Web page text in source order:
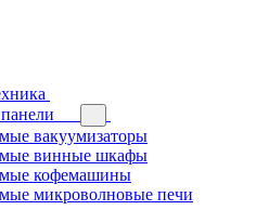
вакуумизаторы
винные шкафы
кофемашины
микроволновые печи